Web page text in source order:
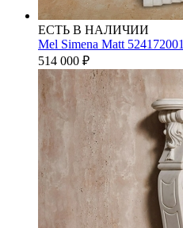
ЕСТЬ В НАЛИЧИИ
Mel Simena Matt 524172001
514 000 ₽